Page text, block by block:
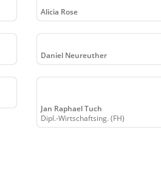
Alicia Rose
Daniel Neureuther
Jan Raphael Tuch
Dipl.-Wirtschaftsing. (FH)